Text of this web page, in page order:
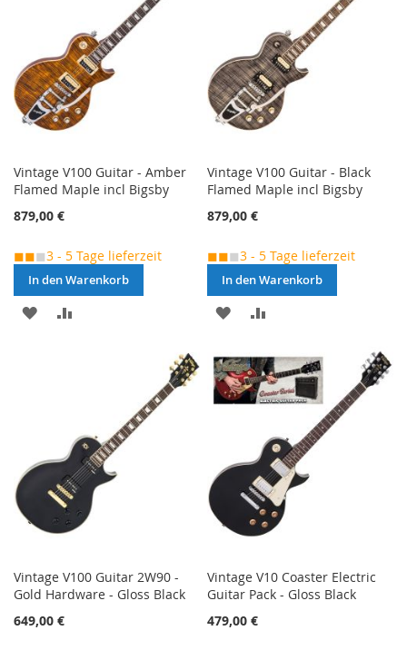
Vintage V100 Guitar - Amber
Flamed Maple incl Bigsby
879,00 €
◼◼◼3 - 5 Tage lieferzeit
In den Warenkorb
MERKEN
Vintage V100 Guitar - Black
Flamed Maple incl Bigsby
879,00 €
◼◼◼3 - 5 Tage lieferzeit
In den Warenkorb
MERKEN
HINZUFÜGEN
Vintage V100 Guitar 2W90 -
Gold Hardware - Gloss Black
649,00 €
Vintage V10 Coaster Electric
Guitar Pack - Gloss Black
479,00 €